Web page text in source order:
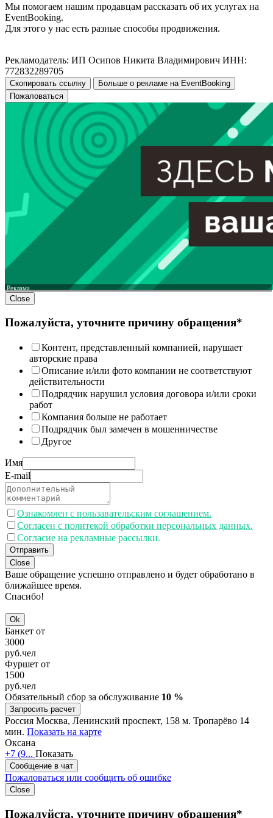
Мы помогаем нашим продавцам рассказать об их услугах на
EventBooking.
Для этого у нас есть разные способы продвижения.
Рекламодатель: ИП Осипов Никита Владимирович ИНН:
772832289705
Скопировать ссылку
Больше о рекламе на EventBooking
Пожаловаться
Реклама
Close
Пожалуйста, уточните причину обращения*
Контент, представленный компанией, нарушает
авторские права
Описание и/или фото компании не соответствуют
действительности
Подрядчик нарушил условия договора и/или сроки
работ
Компания больше не работает
Подрядчик был замечен в мошенничестве
Другое
Имя
E-mail
Ознакомлен с пользавательским соглашением.
Согласен с политекой обработки персональных данных.
Согласие на рекламные рассылки.
Отправить
Close
Ваше обращение успешно отправлено и будет обработано в
ближайшее время.
Спасибо!
Ok
Банкет от
3000
руб.чел
Фуршет от
1500
руб.чел
Обязательный сбор за обслуживание 10 %
Запросить расчет
Россия Москва, Ленинский проспект, 158 м. Тропарёво 14
мин. Показать на карте
Оксана
+7 (9... Показать
Сообщение в чат
Пожаловаться или сообщить об ошибке
Close
Пожалуйста, уточните причину обращения*